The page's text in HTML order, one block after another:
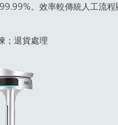
。效率較傳統人工流程
；退貨處理